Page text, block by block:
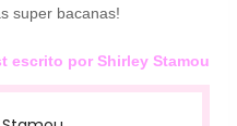
super bacanas!
escrito por Shirley Stamou